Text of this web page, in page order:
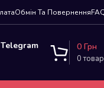
Обмін Та Повернення
0
0 Грн